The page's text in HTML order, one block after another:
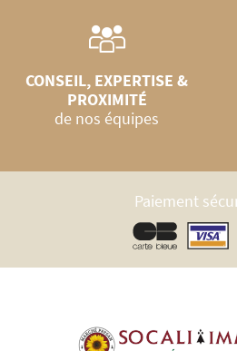
CONSEIL, EXPERTISE &
PROXIMITÉ
de nos équipes
Paiement